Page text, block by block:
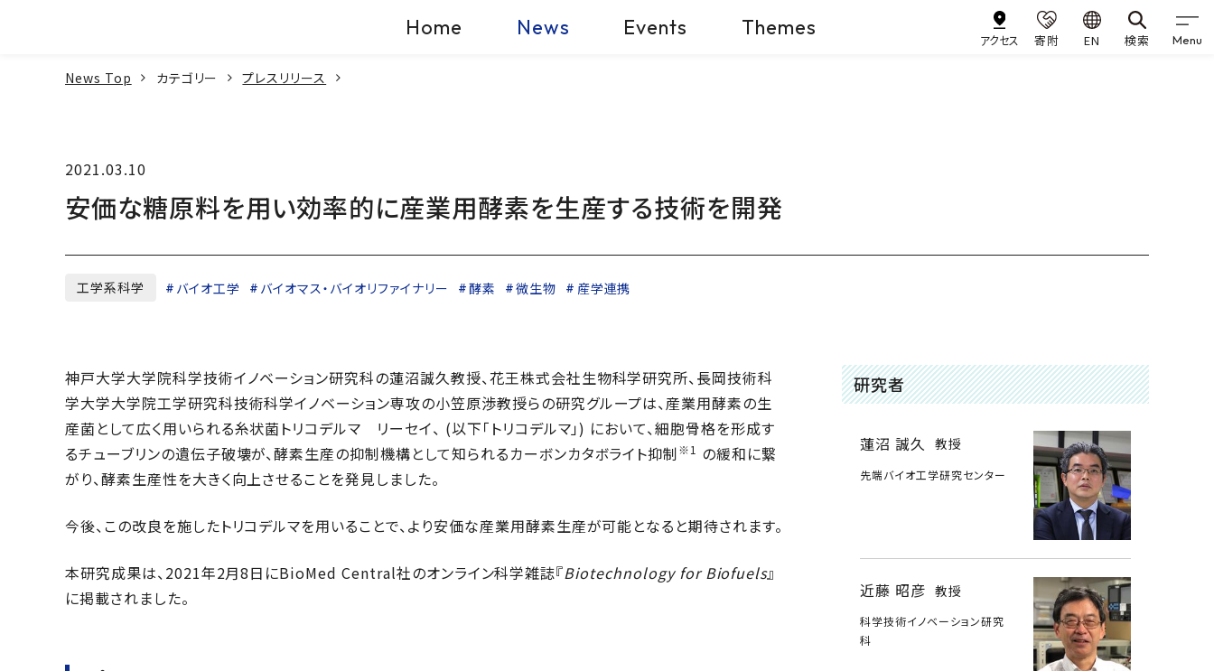
Home News Events Themes
アクセス 寄附 EN 検索 Menu
News Top カテゴリー プレスリリース
2021.03.10
安価な糖原料を用い効率的に産業用酵素を生産する技術を開発
工学系科学 バイオ工学 バイオマス・バイオリファイナリー 酵素 微生物 産学連携
神戸大学大学院科学技術イノベーション研究科の蓮沼誠久教授、花王株式会社生物科学研究所、長岡技術科
学大学大学院工学研究科技術科学イノベーション専攻の小笠原渉教授らの研究グループは、産業用酵素の生
産菌として広く用いられる糸状菌トリコデルマ リーセイ、 (以下「トリコデルマ」) において、細胞骨格を形成す
るチューブリンの遺伝子破壊が、酵素生産の抑制機構として知られるカーボンカタボライト抑制※1 の緩和に繋
がり、酵素生産性を大きく向上させることを発見しました。
今後、この改良を施したトリコデルマを用いることで、より安価な産業用酵素生産が可能となると期待されます。
本研究成果は、2021年2月8日にBioMed Central社のオンライン科学雑誌『Biotechnology for Biofuels』
に掲載されました。
研究者
蓮沼 誠久 教授
先端バイオ工学研究センター
近藤 昭彦 教授
科学技術イノベーション研究
科